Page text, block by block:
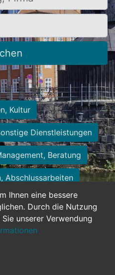
Ihnen eine bessere
Durch die Nutzung
unserer Verwendung
Kultur
Dienstleistungen
Beratung
Abschlussarbeiten
Sekretariat
Nebenjobs
Ausbildung